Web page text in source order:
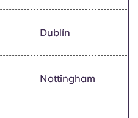
Dublín
Nottingham